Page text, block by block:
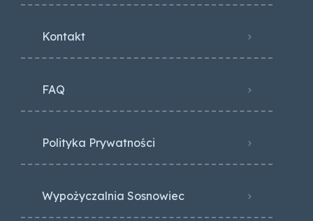
Kontakt
FAQ
Polityka Prywatności
Wypożyczalnia Sosnowiec